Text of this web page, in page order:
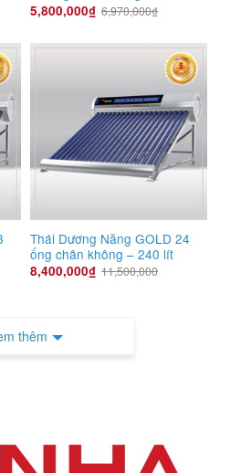
5,800,000₫ 6,970,000₫
Thái Dương Năng GOLD 24
ống chân không – 240 lít
8,400,000₫ 11,500,000
thêm